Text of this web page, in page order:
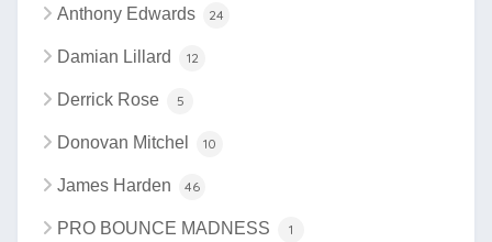
Anthony Edwards 24
Damian Lillard 12
Derrick Rose 5
Donovan Mitchel 10
James Harden 46
PRO BOUNCE MADNESS 1